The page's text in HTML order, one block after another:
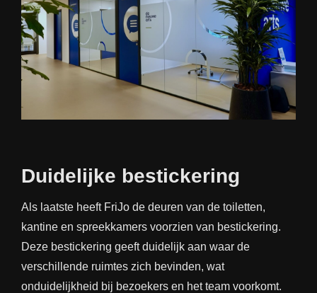
Duidelijke bestickering
Als laatste heeft FriJo de deuren van de toiletten,
kantine en spreekkamers voorzien van bestickering.
Deze bestickering geeft duidelijk aan waar de
verschillende ruimtes zich bevinden, wat
onduidelijkheid bij bezoekers en het team voorkomt.